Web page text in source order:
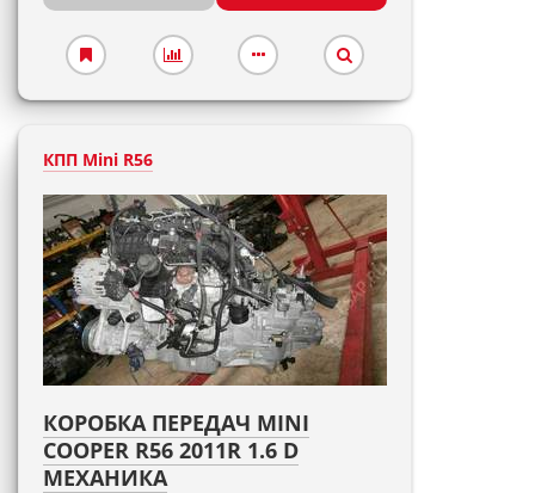
КПП Mini R56
КОРОБКА ПЕРЕДАЧ MINI
COOPER R56 2011R 1.6 D
МЕХАНИКА